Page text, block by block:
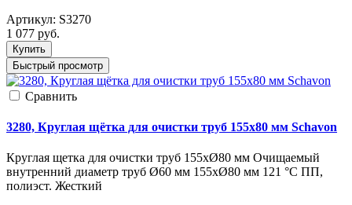
Артикул: S3270
1 077 руб.
Купить
Быстрый просмотр
Cравнить
3280, Круглая щётка для очистки труб 155х80 мм Schavon
Круглая щетка для очистки труб 155хØ80 мм Очищаемый
внутренний диаметр труб Ø60 мм 155xØ80 мм 121 °С ПП,
полиэст. Жесткий